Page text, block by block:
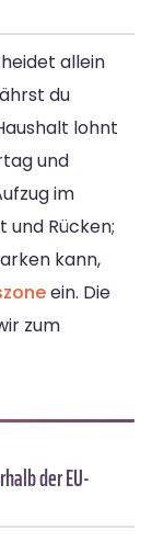
allein
du
lohnt
und
im
und Rücken;
kann,
ein. Die
zum
der EU-